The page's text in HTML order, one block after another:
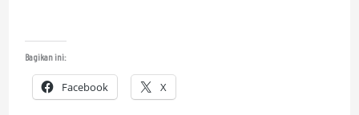
Bagikan ini:
Facebook X